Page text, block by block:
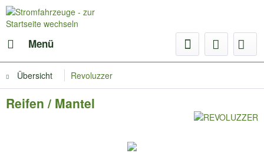
Menü
Übersicht Revoluzzer
Reifen / Mantel